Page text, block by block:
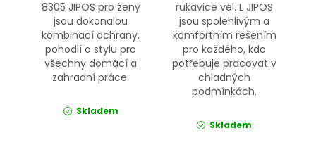
8305 JIPOS pro ženy
jsou dokonalou
kombinací ochrany,
pohodlí a stylu pro
všechny domácí a
zahradní práce.
Skladem
rukavice vel. L JIPOS
jsou spolehlivým a
komfortním řešením
pro každého, kdo
potřebuje pracovat v
chladných
podmínkách.
Skladem